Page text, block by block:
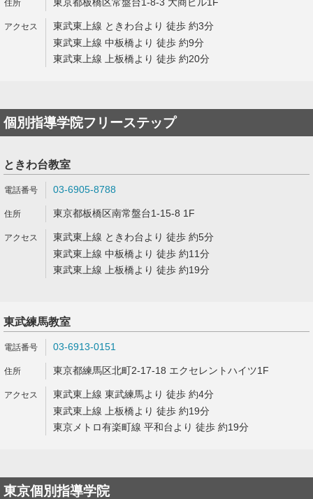
東武東上線 ときわ台より 徒歩 約3分
東武東上線 中板橋より 徒歩 約9分
東武東上線 上板橋より 徒歩 約20分
個別指導学院フリーステップ
ときわ台教室
03-6905-8788
東京都板橋区南常盤台1-15-8 1F
東武東上線 ときわ台より 徒歩 約5分
東武東上線 中板橋より 徒歩 約11分
東武東上線 上板橋より 徒歩 約19分
東武練馬教室
03-6913-0151
東京都練馬区北町2-17-18 エクセレントハイツ1F
東武東上線 東武練馬より 徒歩 約4分
東武東上線 上板橋より 徒歩 約19分
東京メトロ有楽町線 平和台より 徒歩 約19分
東京個別指導学院